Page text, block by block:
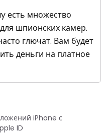
есть множество
шпионских камер.
глючат. Вам будет
деньги на платное
iPhone с
ID